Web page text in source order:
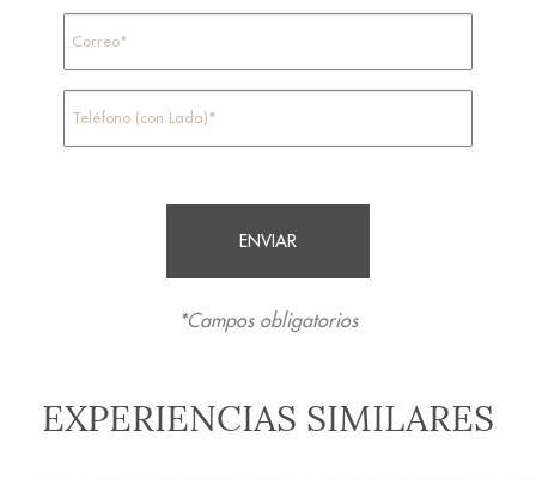
*Campos obligatorios
EXPERIENCIAS SIMILARES